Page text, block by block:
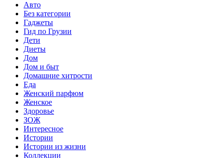
Авто
Без категории
Гаджеты
Гид по Грузии
Дети
Диеты
Дом
Дом и быт
Домашние хитрости
Еда
Женский парфюм
Женское
Здоровье
ЗОЖ
Интересное
Истории
Истории из жизни
Коллекции